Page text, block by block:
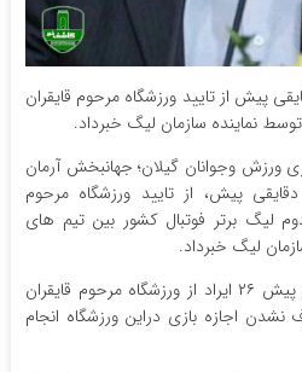
پیش از تایید ورزشگاه مرحوم قایقران
توسط نماینده سازمان لیگ خبرداد.
ورزش وجوانان گیلان؛ جهانبخش آرمان
پیش، از تایید ورزشگاه مرحوم
لیگ برتر فوتبال کشور بین تیم های
لیگ خبرداد.
سازمان لیگ فوتبال ایران ۴۵روز پیش ۲۶ ایراد از ورزشگاه مرحوم قایقران
اجازه بازی دراین ورزشگاه انجام